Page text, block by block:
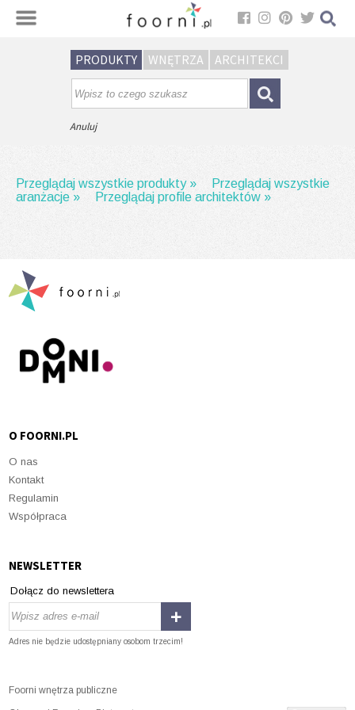
PRODUKTY WNĘTRZA ARCHITEKCI
Anuluj
Brak wyników wyszukiwania.
Spróbuj wpisać inną frazę.
Przeglądaj wszystkie produkty »
Przeglądaj wszystkie
aranżacje »
Przeglądaj profile architektów »
O FOORNI.PL
O nas
Kontakt
Regulamin
Współpraca
NEWSLETTER
Dołącz do newslettera
Adres nie będzie udostępniany osobom trzecim!
Foorni wnętrza publiczne